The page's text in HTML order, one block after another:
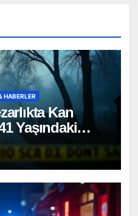
HABERLER
Kan
Yaşındaki
Bulundu